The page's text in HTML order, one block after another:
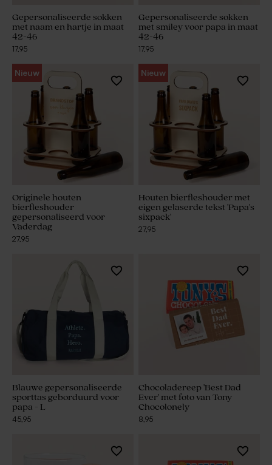
Gepersonaliseerde sokken
met naam en hartje in maat
42-46
17,95
Gepersonaliseerde sokken
met smiley voor papa in maat
42-46
17,95
Nieuw
Originele houten
bierfleshouder
gepersonaliseerd voor
Vaderdag
27,95
Nieuw
Houten bierfleshouder met
eigen gelaserde tekst 'Papa's
sixpack'
27,95
Blauwe gepersonaliseerde
sporttas geborduurd voor
papa - L
45,95
Chocoladereep 'Best Dad
Ever' met foto van Tony
Chocolonely
8,95